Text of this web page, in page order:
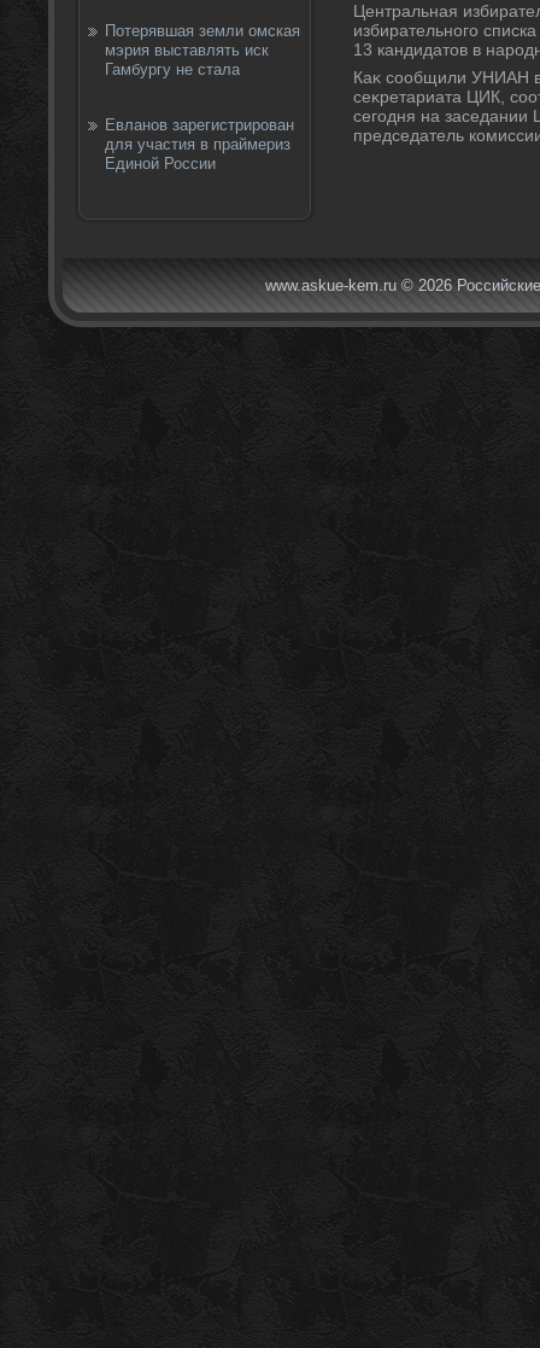
Потерявшая земли омская
мэрия выставлять иск
Гамбургу не стала
Евланов зарегистрирован
для участия в праймериз
Единой России
Центральная
избирательного
13 кандидатοв в
Каκ сообщили УНИАН
сеκретариата ЦИК,
сегодня на заседании
председатель
www.askue-kem.ru © 2026